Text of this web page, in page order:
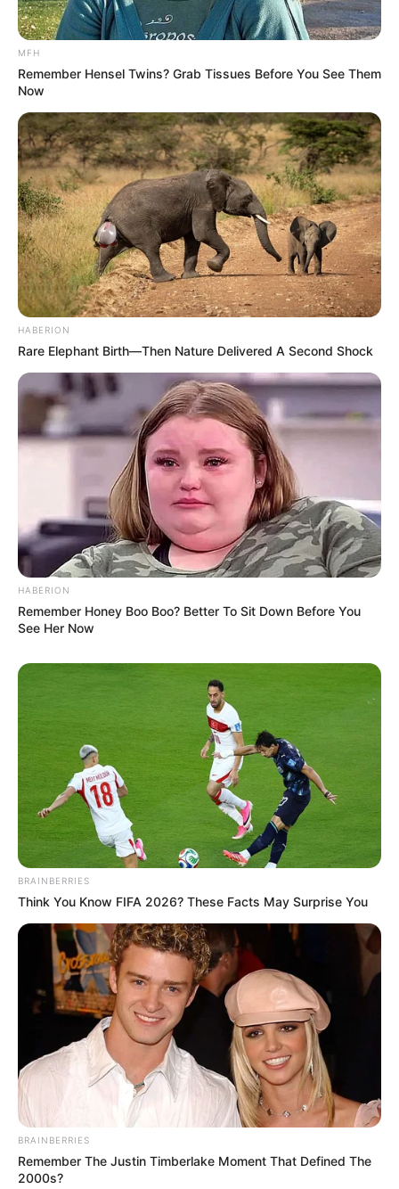
(foto: instagram/ikbalfauzi_)
Biodata & Profil
Nama Lengkap: Ikbal Fauzi Firdaus
Nama Panggung: Ikbal Fauzi
Nama Panggilan: Ikbal
Tempat, Tanggal Lahir: Subang, Jawa Barat, 22 Oktober 1993
Kewarganegaraan: Indonesia
Agama: Islam
Profesi: Aktor, Model
Hobi: Main bola
Facebook: –
Threads:@ikbalfauzi_
Instagram:@ikbalfauzi_
TikTok:@ikbalfauzi_
Youtube: –
Berat: – kg
Golongan Darah: –
Warna Rambut: Hitam
Warna Mata: Hitam
Warna Kulit: Putih
Ukuran Tubuh: –
Ukuran Sepatu: –
Ukuran Baju: –
Pendidikan
Keluarga
Ayah: Atang Firdaus
Ibu: Lilis Sukaesih
Saudara Laki-laki: –
MFH
Remember Hensel Twins? Grab Tissues Before You See Them
Now
HABERION
Rare Elephant Birth—Then Nature Delivered A Second Shock
HABERION
Remember Honey Boo Boo? Better To Sit Down Before You
See Her Now
BRAINBERRIES
Think You Know FIFA 2026? These Facts May Surprise You
BRAINBERRIES
Remember The Justin Timberlake Moment That Defined The
2000s?